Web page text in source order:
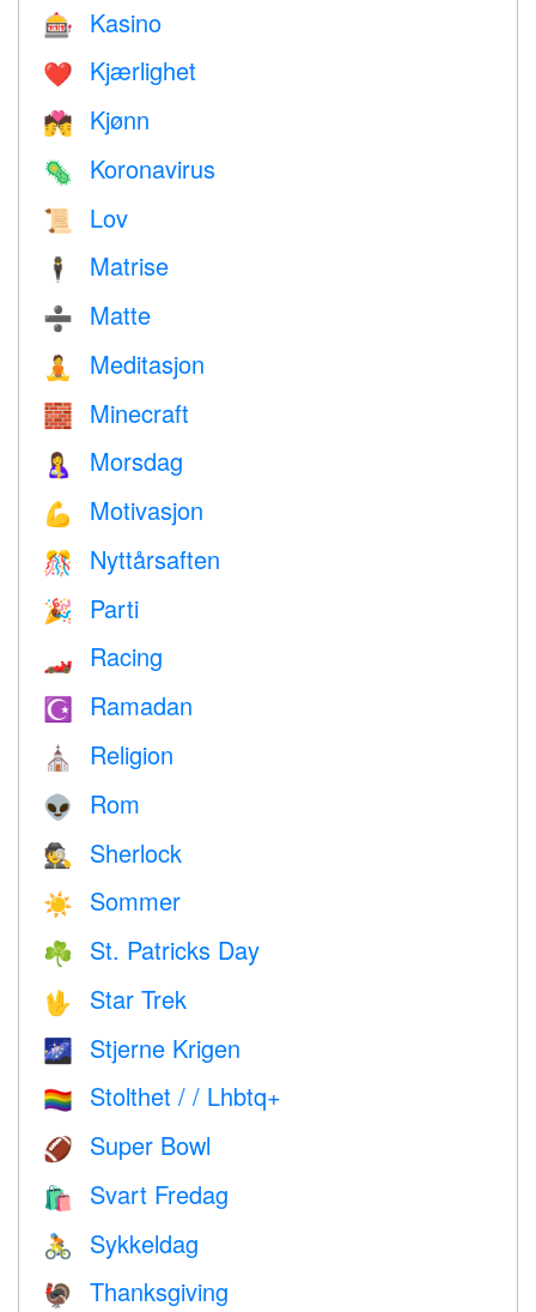
🎰 Kasino
❤️️ Kjærlighet
💏 Kjønn
🦠 Koronavirus
📜 Lov
🕴️ Matrise
➗ Matte
🧘 Meditasjon
🧱 Minecraft
🤱 Morsdag
💪 Motivasjon
🎊 Nyttårsaften
🎉 Parti
🏎 Racing
☪️ Ramadan
⛪️ Religion
👽 Rom
🕵️ Sherlock
☀️ Sommer
☘️ St. Patricks Day
🖖 Star Trek
🌌 Stjerne Krigen
🏳️‍🌈 Stolthet / / Lhbtq+
🏈 Super Bowl
🛍 Svart Fredag
🚴 Sykkeldag
🦃 Thanksgiving